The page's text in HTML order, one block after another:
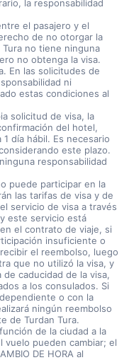
la responsabilidad
el pasajero y el
de no otorgar la
no tiene ninguna
no obtenga la visa.
En las solicitudes de
ni
estas condiciones al
solicitud de visa, la
del hotel,
día hábil. Es necesario
este plazo.
responsabilidad
puede participar en la
las tarifas de visa y de
servicio de visa a través
este servicio está
el contrato de viaje, si
insuficiente o
el reembolso, luego
que no utilizó la visa, y
caducidad de la visa,
a los consulados. Si
o con la
ningún reembolso
de Turdan Tura.
de la ciudad a la
vuelo pueden cambiar; el
DE HORA al